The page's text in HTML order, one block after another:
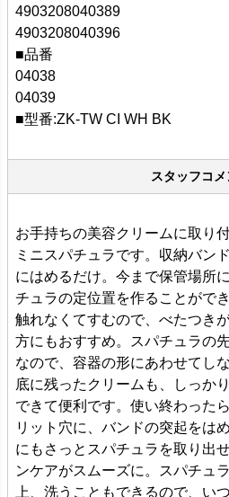
4903208040389
4903208040396
■品番
04038
04039
■型番:ZK-TW CI WH BK
スタッフコメ
お手持ちの美容クリームに取り
ミニスパチュラです。収納バン
にはめるだけ。今まで保管場所
チュラの定位置を作ることがで
触れなくてすむので、べたつき
方にもおすすめ。スパチュラの
なので、容器の形にあわせてし
底に残ったクリームも、しっか
できて便利です。使い終わった
リット穴に、バンドの突起をは
にもさっとスパチュラを取り出
ンケアがスムーズに。スパチュ
上、洗うこともできるので、い